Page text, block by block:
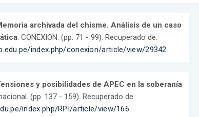
archivada del chisme. Análisis de un caso
. CONEXION. (pp. 71 - 99). Recuperado de:
index.php/conexion/article/view/29342
y posibilidades de APEC en la soberanía
(pp. 137 - 159). Recuperado de:
index.php/RPI/article/view/166